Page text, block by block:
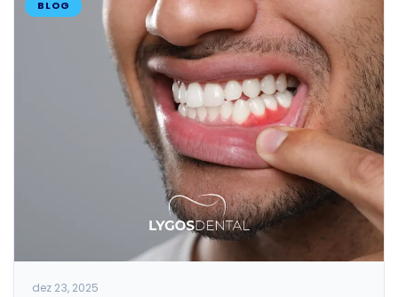
BLOG
dez 23, 2025